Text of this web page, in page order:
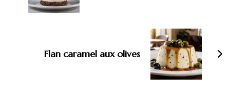
Flan caramel aux olives